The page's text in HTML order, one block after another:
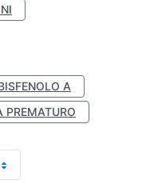
A
PREMATURO